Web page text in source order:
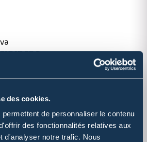
des cookies.
de personnaliser le contenu
des fonctionnalités relatives aux
d'analyser notre trafic. Nous
17 57E-
DU COMMERCE
9